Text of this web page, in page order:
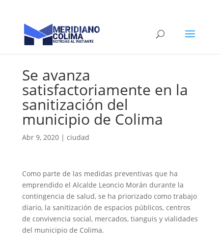
Se avanza
satisfactoriamente en la
sanitización del
municipio de Colima
Abr 9, 2020| ciudad
Como parte de las medidas preventivas que ha
emprendido el Alcalde Leoncio Morán durante la
contingencia de salud, se ha priorizado como trabajo
diario, la sanitización de espacios públicos, centros
de convivencia social, mercados, tianguis y vialidades
del municipio de Colima.